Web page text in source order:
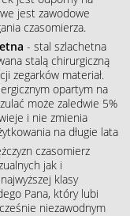
jest zawodowe
czasomierza.
- stal szlachetna
stalą chirurgiczną
zegarków materiał.
opartym na
może zaledwie 5%
i nie zmienia
na długie lata
czasomierz
jak i
klasy
Pana, który lubi
niezawodnym